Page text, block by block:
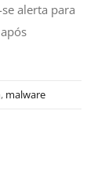
alerta para
, malware